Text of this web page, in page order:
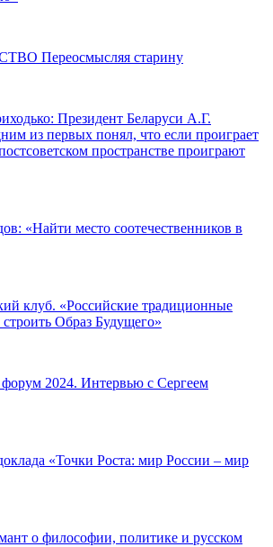
Переосмысляя старину
Президент Беларуси А.Г.
из первых понял, что если проиграет
пространстве проиграют
«Найти место соотечественников в
клуб. «Российские традиционные
Образ Будущего»
2024. Интервью с Сергеем
«Точки Роста: мир России – мир
о философии, политике и русском